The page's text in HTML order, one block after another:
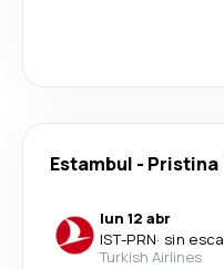
Estambul - Pristina
lun 12 abr
IST-PRN· sin
Turkish Airlines